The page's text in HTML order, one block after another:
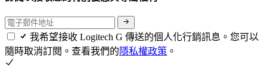
我希望接收 Logitech G 傳送的個人化行銷訊息。您可以
隨時取消訂閱。查看我們的隱私權政策 。